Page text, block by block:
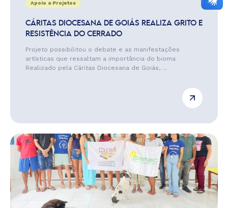
Apoio a Projetos
CÁRITAS DIOCESANA DE GOIÁS REALIZA GRITO E
RESISTÊNCIA DO CERRADO
Projeto possibilitou o debate e as manifestações
artísticas que ressaltam a importância do bioma
Realizado pela Cáritas Diocesana de Goiás, ...